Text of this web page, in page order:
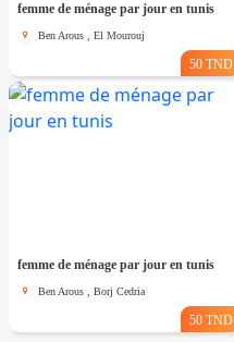
femme de ménage par jour en tunis
Ben Arous , El Mourouj
50 TND
femme de ménage par jour en tunis
Ben Arous , Borj Cedria
50 TND